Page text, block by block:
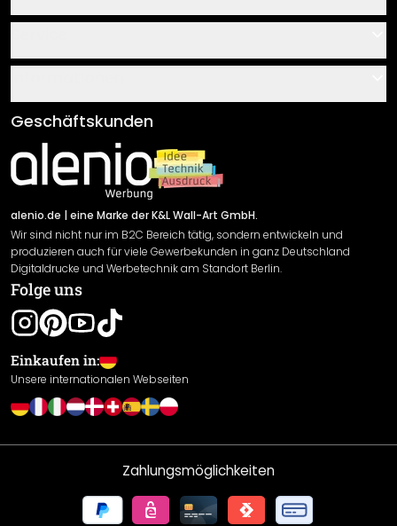
Über uns
Klebe- und Montageanleitungen
Newsletter An-/Abmeldung
Sendungsverfolgung
AGB
Impressum
Versand & Zahlung
Rücksendung
Widerrufsrecht
Datenschutzerklärung
Gewährleistung
Leistungserklärung / CE-Zeichen
Cookie Einstellungen
Geschäftskunden
alenio.de | eine Marke der K&L Wall-Art GmbH.
Wir sind nicht nur im B2C Bereich tätig, sondern entwickeln und
produzieren auch für viele Gewerbekunden in ganz Deutschland
Digitaldrucke und Werbetechnik am Standort Berlin.
Folge uns
Einkaufen in:
Unsere internationalen Webseiten
Zahlungsmöglichkeiten